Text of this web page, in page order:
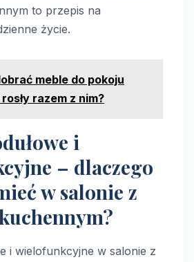
to przepis na
życie.
meble do pokoju
razem z nim?
i
– dlaczego
w salonie z
i wielofunkcyjne w salonie z